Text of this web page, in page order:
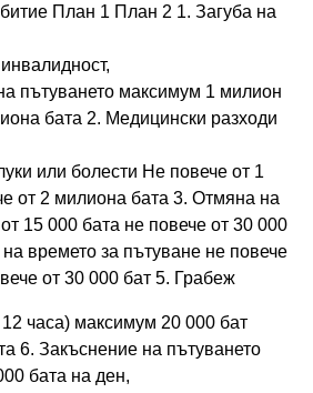
План 1 План 2 1. Загуба на
пътуването максимум 1 милион
бата 2. Медицински разходи
или болести Не повече от 1
от 2 милиона бата 3. Отмяна на
15 000 бата не повече от 30 000
времето за пътуване не повече
от 30 000 бат 5. Грабеж
часа) максимум 20 000 бат
6. Закъснение на пътуването
бата на ден,